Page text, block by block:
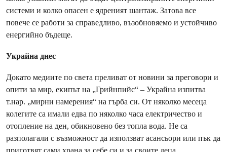
системи и колко опасен е ядреният шантаж. Затова все
повече се работи за справедливо, възобновяемо и устойчиво
енергийно бъдеще.
Украйна днес
Докато медиите по света преливат от новини за преговори и
опити за мир, екипът на „Грийнпийс“ – Украйна изпитва
т.нар. „мирни намерения“ на гърба си. От няколко месеца
колегите са имали едва по няколко часа електричество и
отопление на ден, обикновено без топла вода. Не са
разполагали с възможност да използват асансьори или пък да